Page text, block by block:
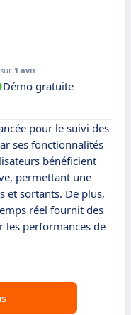
1 avis
Démo gratuite
pour le suivi des
ses fonctionnalités
bénéficient
permettant une
et sortants. De plus,
réel fournit des
les performances de